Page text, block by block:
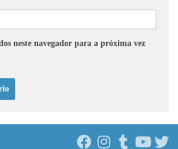
neste navegador para a próxima vez